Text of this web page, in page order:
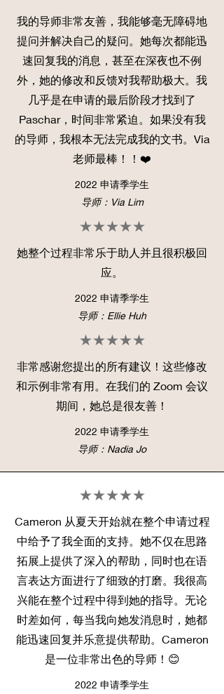
我的导师非常友善，我能够毫无障碍地
提问并解决自己的疑问。她每次都能迅
速回复我的消息，甚至在深夜也不例
外，她的修改和反馈对我帮助极大。我
几乎是在申请的最后阶段才找到了
Paschar，时间非常紧迫。如果没有我
的导师，我根本无法完成我的文书。Via
老师最棒！！❤️
2022 申请季学生
导师：Via Lim
★★★★★
她整个过程非常乐于助人并且很积极回
应。
2022 申请季学生
导师：Ellie Huh
★★★★★
非常感谢您提出的所有建议！这些修改
和示例非常有用。在我们的 Zoom 会议
期间，她总是很友善！
2022 申请季学生
导师：Nadia Jo
★★★★★
Cameron 从夏天开始就在整个申请过程
中给予了我全面的支持。她不仅在思路
拓展上提供了深入的帮助，同时也在语
言表达方面进行了细致的打磨。我很高
兴能在整个过程中得到她的指导。无论
时差如何，每当我向她发消息时，她都
能迅速回复并乐意提供帮助。Cameron
是一位非常出色的导师！😊
2022 申请季学生